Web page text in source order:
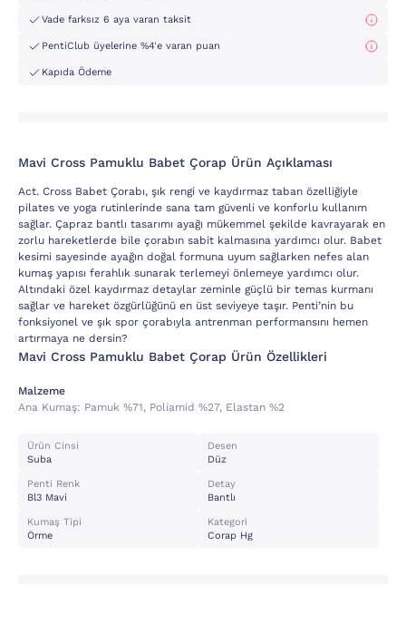
Vade farksız 6 aya varan taksit
PentiClub üyelerine %4'e varan puan
Kapıda Ödeme
Mavi Cross Pamuklu Babet Çorap Ürün Açıklaması
Act. Cross Babet Çorabı, şık rengi ve kaydırmaz taban özelliğiyle
pilates ve yoga rutinlerinde sana tam güvenli ve konforlu kullanım
sağlar. Çapraz bantlı tasarımı ayağı mükemmel şekilde kavrayarak en
zorlu hareketlerde bile çorabın sabit kalmasına yardımcı olur. Babet
kesimi sayesinde ayağın doğal formuna uyum sağlarken nefes alan
kumaş yapısı ferahlık sunarak terlemeyi önlemeye yardımcı olur.
Altındaki özel kaydırmaz detaylar zeminle güçlü bir temas kurmanı
sağlar ve hareket özgürlüğünü en üst seviyeye taşır. Penti’nin bu
fonksiyonel ve şık spor çorabıyla antrenman performansını hemen
artırmaya ne dersin?
Mavi Cross Pamuklu Babet Çorap Ürün Özellikleri
Malzeme
Ana Kumaş: Pamuk %71, Poli̇ami̇d %27, Elastan %2
Ürün Cinsi
Suba
Desen
Düz
Penti Renk
Bl3 Mavi
Detay
Bantlı
Kumaş Tipi
Örme
Kategori
Corap Hg